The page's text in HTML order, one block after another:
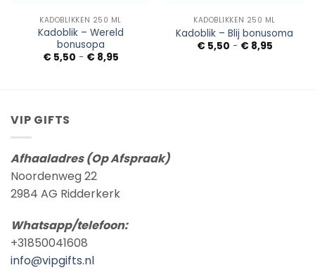
KADOBLIKKEN 250 ML
Kadoblik – Wereld
bonusopa
€5,50 - €8,95Prijsklasse:
KADOBLIKKEN 250 ML
Kadoblik – Blij bonusoma
€5,50 - €8,95
VIP GIFTS
Afhaaladres (Op Afspraak)
Noordenweg 22
2984 AG Ridderkerk
Whatsapp/telefoon:
+31850041608
info@vipgifts.nl